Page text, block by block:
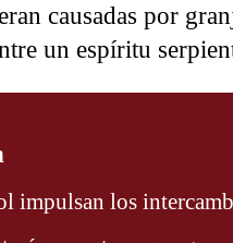
causadas por
un espíritu
impulsan los